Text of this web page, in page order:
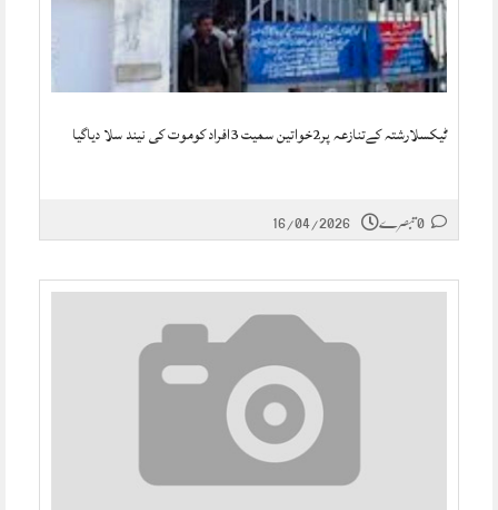
ٹیکسلارشتہ کےتنازعہ پر2خواتین سمیت 3افراد کوموت کی نیند سلا دیاگیا
16/04/2026